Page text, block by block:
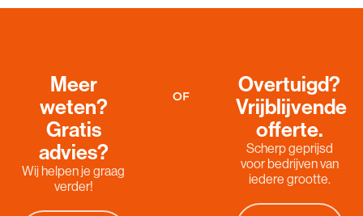
Meer
weten?
Gratis
advies?
Wij helpen je graag
verder!
OF
Overtuigd?
Vrijblijvende
offerte.
Scherp geprijsd
voor bedrijven van
iedere grootte.